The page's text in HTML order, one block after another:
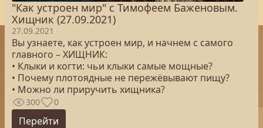
"Как устроен мир" с Тимофеем Баженовым.
Хищник (27.09.2021)
27.09.2021
Вы узнаете, как устроен мир, и начнем с самого
главного – ХИЩНИК:
• Клыки и когти: чьи клыки самые мощные?
• Почему плотоядные не пережёвывают пищу?
• Можно ли приручить хищника?
300 0
Перейти